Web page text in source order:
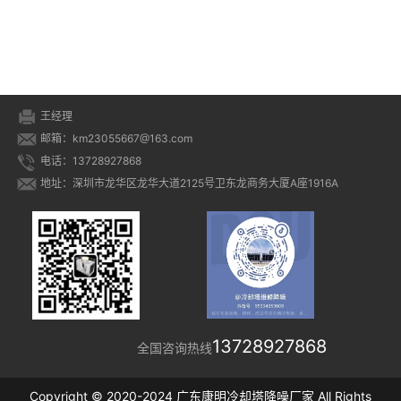
王经理
邮箱：km23055667@163.com
电话：13728927868
地址：深圳市龙华区龙华大道2125号卫东龙商务大厦A座1916A
全国咨询热线13728927868
Copyright © 2020-2024 广东康明冷却塔降噪厂家 All Rights